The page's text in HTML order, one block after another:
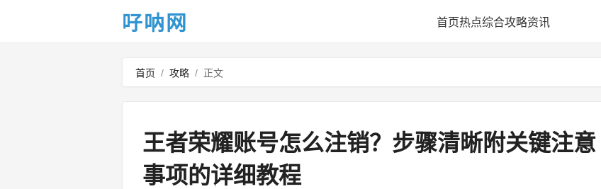
吇呐网 首页热点综合攻略资讯
首页 / 攻略 / 正文
王者荣耀账号怎么注销？步骤清晰附关键注意
事项的详细教程